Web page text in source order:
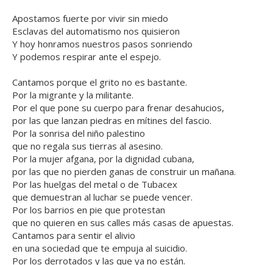
Apostamos fuerte por vivir sin miedo
Esclavas del automatismo nos quisieron
Y hoy honramos nuestros pasos sonriendo
Y podemos respirar ante el espejo.
Cantamos porque el grito no es bastante.
Por la migrante y la militante.
Por el que pone su cuerpo para frenar desahucios,
por las que lanzan piedras en mítines del fascio.
Por la sonrisa del niño palestino
que no regala sus tierras al asesino.
Por la mujer afgana, por la dignidad cubana,
por las que no pierden ganas de construir un mañana.
Por las huelgas del metal o de Tubacex
que demuestran al luchar se puede vencer.
Por los barrios en pie que protestan
que no quieren en sus calles más casas de apuestas.
Cantamos para sentir el alivio
en una sociedad que te empuja al suicidio.
Por los derrotados y las que ya no están.